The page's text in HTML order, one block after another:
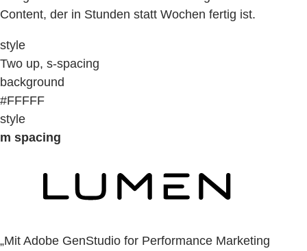
Content, der in Stunden statt Wochen fertig ist.
style
Two up, s-spacing
background
#FFFFF
style
m spacing
„Mit Adobe GenStudio for Performance Marketing